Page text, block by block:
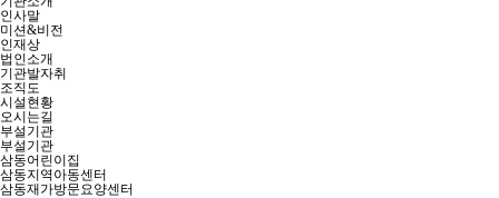
인사말
미션&비전
인재상
법인소개
기관발자취
조직도
시설현황
오시는길
부설기관
부설기관
삼동어린이집
삼동지역아동센터
삼동재가방문요양센터